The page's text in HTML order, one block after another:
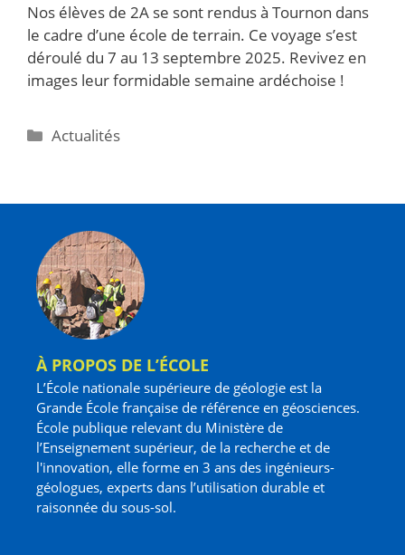
Nos élèves de 2A se sont rendus à Tournon dans
le cadre d’une école de terrain. Ce voyage s’est
déroulé du 7 au 13 septembre 2025. Revivez en
images leur formidable semaine ardéchoise !
Actualités
À PROPOS DE L’ÉCOLE
L’École nationale supérieure de géologie est la
Grande École française de référence en géosciences.
École publique relevant du Ministère de
l’Enseignement supérieur, de la recherche et de
l'innovation, elle forme en 3 ans des ingénieurs-
géologues, experts dans l’utilisation durable et
raisonnée du sous-sol.